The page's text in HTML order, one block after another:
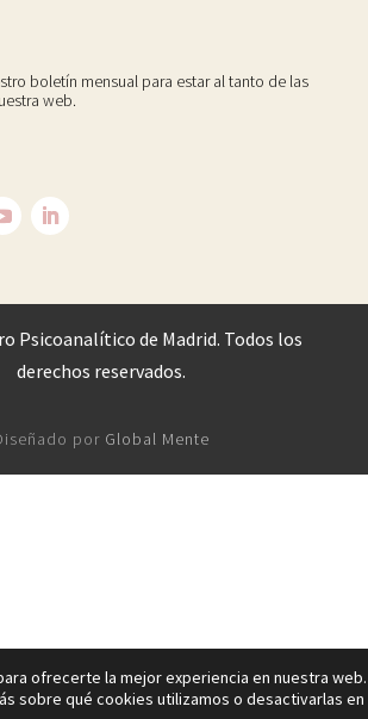
boletín mensual para estar al tanto de las
web.
Psicoanalítico de Madrid. Todos los
derechos reservados.
por Global Mente
ofrecerte la mejor experiencia en nuestra web.
sobre qué cookies utilizamos o desactivarlas en